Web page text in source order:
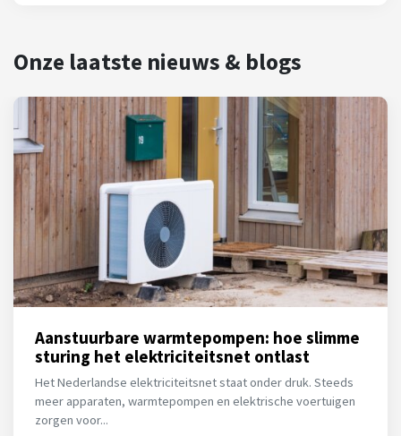
Onze laatste nieuws & blogs
Aanstuurbare warmtepompen: hoe slimme
sturing het elektriciteitsnet ontlast
Het Nederlandse elektriciteitsnet staat onder druk. Steeds
meer apparaten, warmtepompen en elektrische voertuigen
zorgen voor...